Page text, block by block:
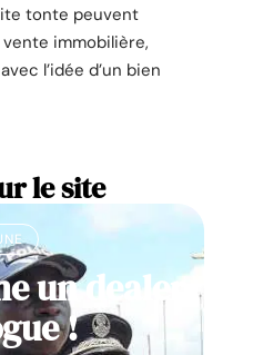
tonte peuvent
immobilière,
l’idée d’un bien
le site
un dealer
!